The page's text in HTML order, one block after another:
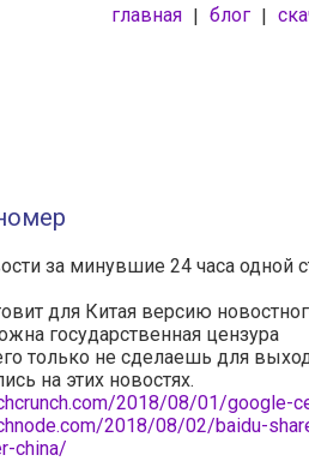
главная | блог |
за минувшие 24 часа одной
для Китая версию
государственная цензура
только не сделаешь для
на этих новостях.
2018/08/01/google-
2018/08/02/baidu-
china/